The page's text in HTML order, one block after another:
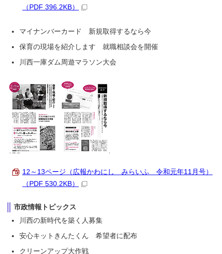
（PDF 396.2KB）
マイナンバーカード 新規取得するなら今
保育の現場を紹介します 就職相談会を開催
川西一庫ダム周遊マラソン大会
12～13ページ（広報かわにし みらいふ 令和元年11月号）
（PDF 530.2KB）
市政情報トピックス
川西の新時代を築く人募集
安心キットきんたくん 希望者に配布
クリーンアップ大作戦